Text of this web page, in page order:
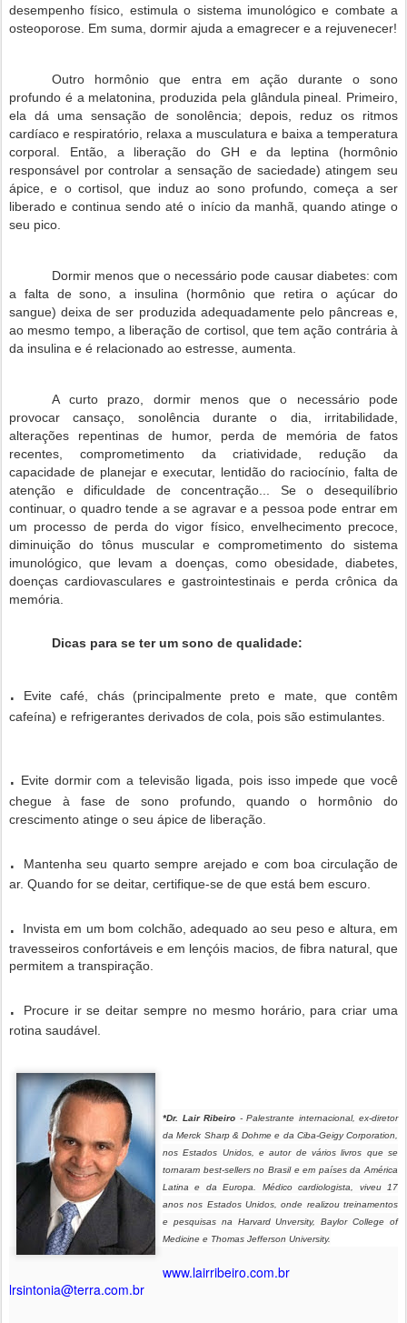
desempenho físico , estimula o sistema imunológico e combatea
osteoporose Em suma dormir ajuda a emagrecer e a rejuvenecer!
Outro hormônio que entra em ação duranteosono
profundo é a melatonina, produzida pela glândula pineal. Primeiro
ela dá uma sensaçãodesonolência;depois , reduz os ritmos
cardíaco e respiratório , relaxa a musculatura e baixa a temperatura
corporal
Então, a liberação do GH e da leptina (hormônio
responsável por controlar a sensaçãode saciedade) atingem seu
ápice , e o cortisol,que induz ao sono profundo,começa aser
liberado e continua sendoaté o inícioda manhã quandoatinge o
seu pico
Dormir menos queo necessário pode causar diabetes:com
a falta desono , a insulina (hormônio que retira oaçúcar do
sangue)deixa deser produzida adequadamente pelo pâncrease,
ao mesmo tempo, a liberação de cortisol, quetemação contrária à
da insulina e é relacionado ao estresse aumenta
A curto prazo dormir menos queo necessáriopode
provocar
cansaço sonolência durante o dia , irritabilidade,
alterações repentinas de humor, perda de memória de fatos
recentes , comprometimento dacriatividade , redução da
capacidade de planejareexecutar, lentidão do raciocínio falta de
atenção edificuldade deconcentração ... Se o desequilíbrio
continuar, o quadrotende a se agravare a pessoa pode entrar em
um processo de perda dovigor físico, envelhecimento precoce
diminuição do tônus muscular e comprometimento do sistema
imunológico,que levam a doenças, como obesidade,diabetes
doenças cardiovasculares e gastrointestinais e perda crônica da
memória
Dicas para seter um sono dequalidade:
.
Evite café, chás (principalmente preto e mate, que contêm
cafeína) e refrigerantes derivados de cola, pois são estimulantes.
. Evite dormir com a televisão ligada, pois isso impede que você
chegue à fase de sono profundo, quando o hormônio do
crescimento atinge o seu ápice de liberação.
.
Mantenha seu quarto sempre arejado e com boa circulação de
ar. Quando for se deitar, certifique-se de que está bem escuro.
.
Invista em um bom colchão, adequado ao seu peso e altura, em
travesseiros confortáveis e em lençóis macios, de fibra natural, que
permitem a transpiração.
.
Procure ir se deitar sempre no mesmo horário, para criar uma
rotina saudável.
*Dr. Lair Ribeiro - Palestrante internacional, ex-diretor
da Merck Sharp & Dohme e da Ciba-Geigy Corporation,
nos Estados Unidos, e autor de vários livros que se
tornaram best-sellers no Brasil e em países da América
Latina e da Europa. Médico cardiologista, viveu 17
anos nos Estados Unidos, onde realizou treinamentos
e pesquisas na Harvard Unversity, Baylor College of
Medicine e Thomas Jefferson University.
www.lairribeiro.com.br
lrsintonia@terra.com.br